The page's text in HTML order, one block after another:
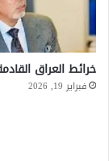
خرائط العراق
فبراير 19, 2026